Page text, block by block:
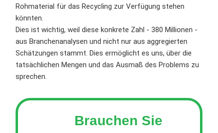
Rohmaterial für das Recycling zur Verfügung stehen
könnten.
Dies ist wichtig, weil diese konkrete Zahl - 380 Millionen -
aus Branchenanalysen und nicht nur aus aggregierten
Schätzungen stammt. Dies ermöglicht es uns, über die
tatsächlichen Mengen und das Ausmaß des Problems zu
sprechen.
Brauchen Sie